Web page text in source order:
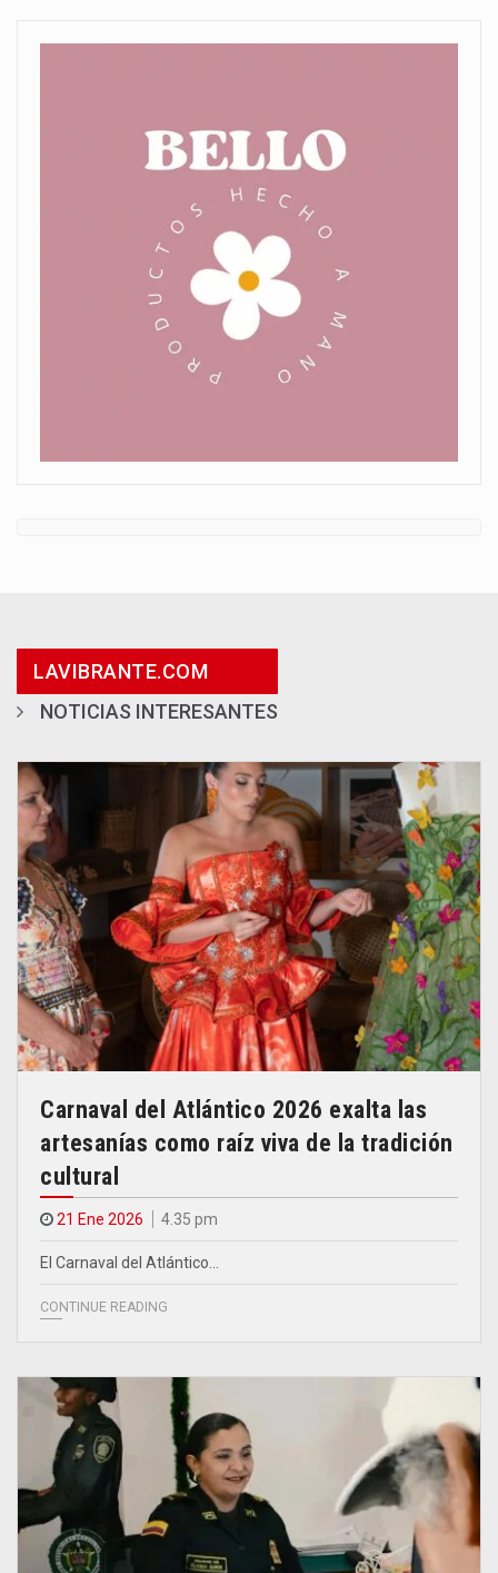
LAVIBRANTE.COM
NOTICIAS INTERESANTES
Carnaval del Atlántico 2026 exalta las
artesanías como raíz viva de la tradición
cultural
21 Ene 2026 4.35 pm
El Carnaval del Atlántico…
CONTINUE READING